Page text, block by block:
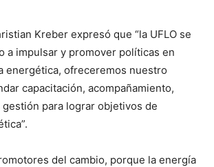
Kreber expresó que “la UFLO se
a impulsar y promover políticas en
energética, ofreceremos nuestro
capacitación, acompañamiento,
para lograr objetivos de
del cambio, porque la energía